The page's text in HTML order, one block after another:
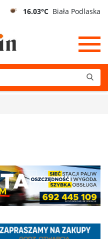
16.03°C Biała Podlaska